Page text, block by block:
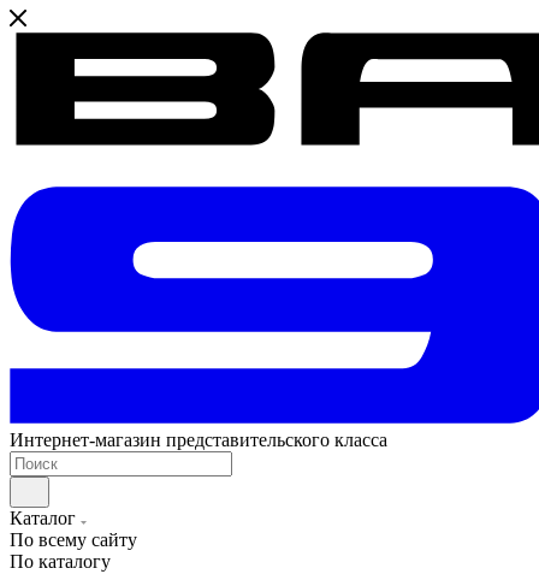
Интернет-магазин представительского класса
Каталог
По всему сайту
По каталогу